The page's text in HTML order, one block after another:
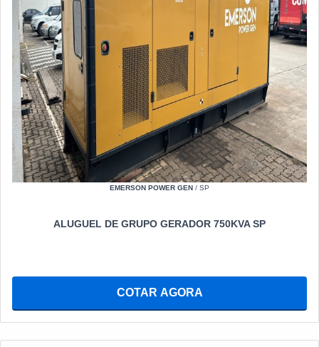
EMERSON POWER GEN / SP
ALUGUEL DE GRUPO GERADOR 750KVA SP
COTAR AGORA